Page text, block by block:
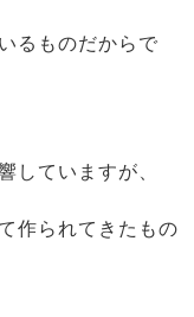
るものだからで
していますが、
作られてきたもの